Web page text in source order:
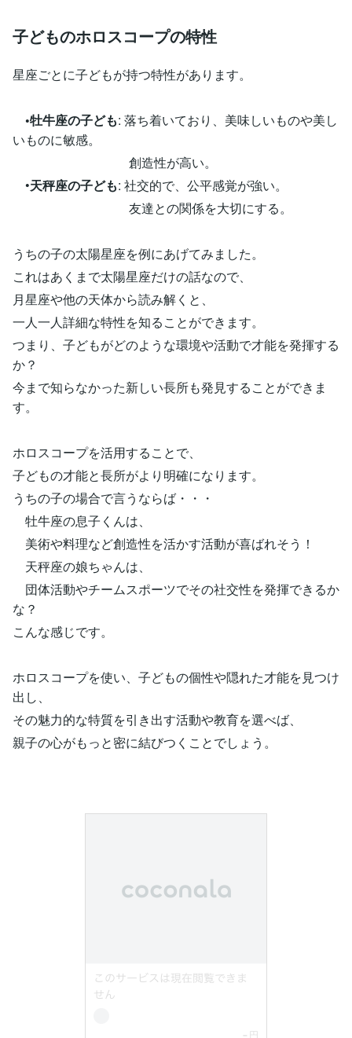
子どものホロスコープの特性
星座ごとに子どもが持つ特性があります。
•牡牛座の子ども: 落ち着いており、美味しいものや美し
いものに敏感。
創造性が高い。
•天秤座の子ども: 社交的で、公平感覚が強い。
友達との関係を大切にする。
うちの子の太陽星座を例にあげてみました。
これはあくまで太陽星座だけの話なので、
月星座や他の天体から読み解くと、
一人一人詳細な特性を知ることができます。
つまり、子どもがどのような環境や活動で才能を発揮する
か？
今まで知らなかった新しい長所も発見することができま
す。
ホロスコープを活用することで、
子どもの才能と長所がより明確になります。
うちの子の場合で言うならば・・・
牡牛座の息子くんは、
美術や料理など創造性を活かす活動が喜ばれそう！
天秤座の娘ちゃんは、
団体活動やチームスポーツでその社交性を発揮できるか
な？
こんな感じです。
ホロスコープを使い、子どもの個性や隠れた才能を見つけ
出し、
その魅力的な特質を引き出す活動や教育を選べば、
親子の心がもっと密に結びつくことでしょう。